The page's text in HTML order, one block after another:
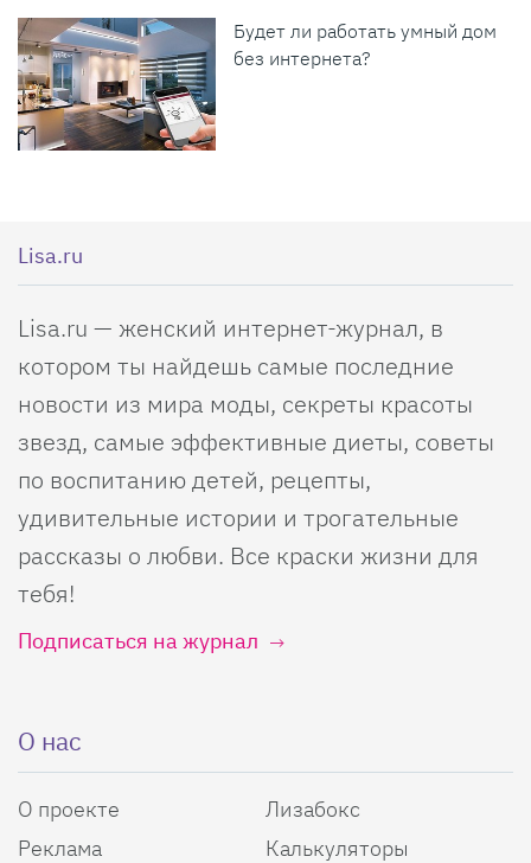
Будет ли работать умный дом
без интернета?
Lisa.ru
Lisa.ru — женский интернет-журнал, в
котором ты найдешь самые последние
новости из мира моды, секреты красоты
звезд, самые эффективные диеты, советы
по воспитанию детей, рецепты,
удивительные истории и трогательные
рассказы о любви. Все краски жизни для
тебя!
Подписаться на журнал
О нас
О проекте
Реклама
Лизабокс
Калькуляторы